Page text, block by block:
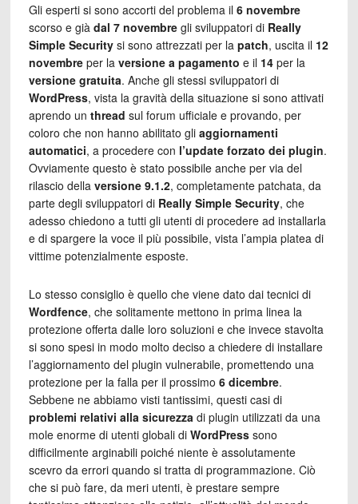
Gli esperti si sono accorti del problema il 6 novembre
scorso e già dal 7 novembregli sviluppatori di Really
Simple Securitysi sono attrezzati per la patch, uscita il 12
novembreper la versione a pagamento e il 14per la
versione gratuita. Anche gli stessi sviluppatori di
WordPress, vista la gravità della situazione si sono attivati
aprendo un thread sul forum ufficiale e provando, per
coloro che non hanno abilitato gli aggiornamenti
automatici, a procedere con l’update forzato dei plugin.
Ovviamente questo è stato possibile anche per via del
rilascio della versione 9.1.2, completamente patchata, da
parte degli sviluppatori di Really Simple Security, che
adesso chiedono a tutti gli utenti di procedere ad installarla
e di spargere la voce il più possibile, vista l’ampia platea di
vittime potenzialmente esposte.
Lo stesso consiglio è quello che viene dato dai tecnici di
Wordfence, che solitamente mettono in prima linea la
protezione offerta dalle loro soluzioni e che invece stavolta
si sono spesi in modo molto deciso a chiedere di installare
l’aggiornamento del plugin vulnerabile, promettendo una
protezione per la falla per il prossimo 6 dicembre.
Sebbene ne abbiamo visti tantissimi, questi casi di
problemi relativi alla sicurezza di plugin utilizzati da una
mole enorme di utenti globali di WordPresssono
difficilmente arginabili poiché niente è assolutamente
scevro da errori quando si tratta di programmazione. Ciò
che si può fare, da meri utenti, è prestare sempre